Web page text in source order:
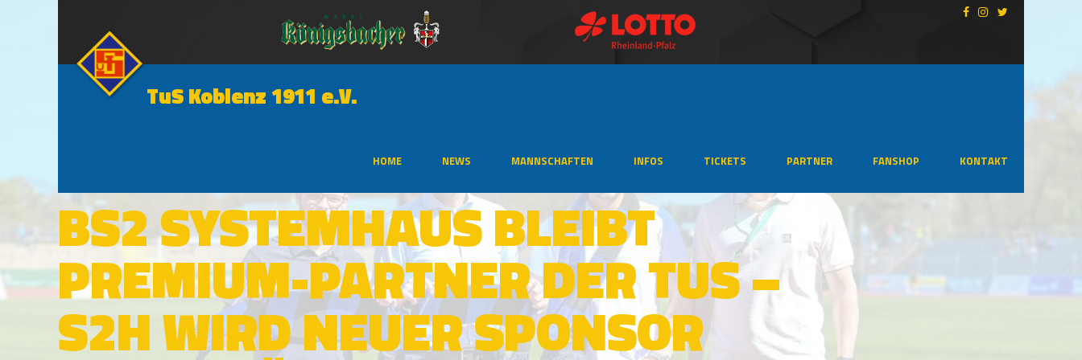
TuS Koblenz 1911 e.V.
HOME NEWS MANNSCHAFTEN INFOS TICKETS PARTNER FANSHOP KONTAKT
BS2 SYSTEMHAUS BLEIBT
PREMIUM-PARTNER DER TUS –
S2H WIRD NEUER SPONSOR